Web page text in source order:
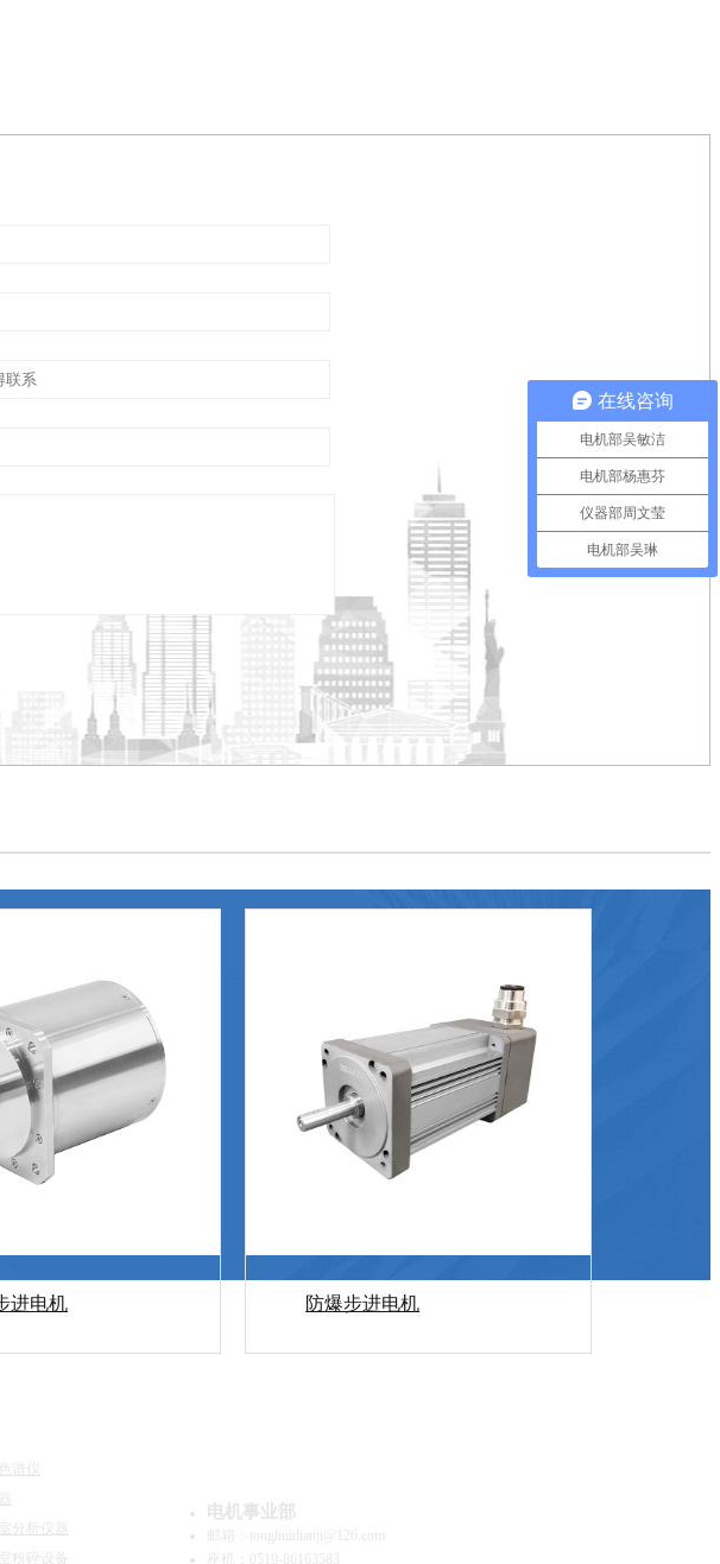
进电机 防爆步进电机
谱仪
分析仪器
粉碎设备
电机事业部
邮箱：tonghuidianji@126.com
座机：0519-86163583
在线咨询
电机部吴敏洁
电机部杨惠芬
仪器部周文莹
电机部吴琳